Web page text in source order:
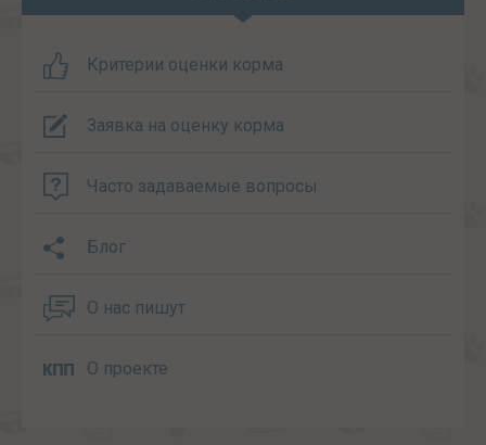
Критерии оценки корма
Заявка на оценку корма
Часто задаваемые вопросы
Блог
О нас пишут
О проекте